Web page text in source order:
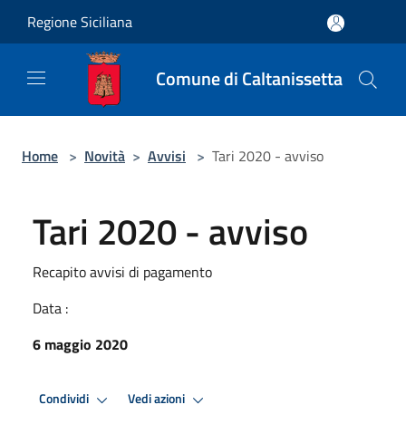
Regione Siciliana
Comune di Caltanissetta
Home > Novità > Avvisi > Tari 2020 - avviso
Tari 2020 - avviso
Recapito avvisi di pagamento
Data :
6 maggio 2020
Condividi Vedi azioni